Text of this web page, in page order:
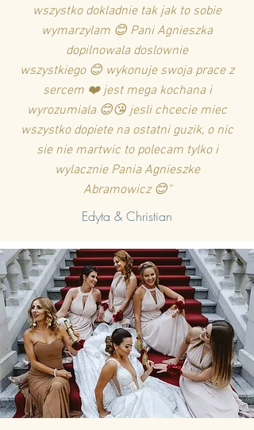
wszystko dokladnie tak jak to sobie
wymarzylam 😊 Pani Agnieszka
dopilnowala doslownie
wszystkiego 😊 wykonuje swoja prace z
sercem ❤️ jest mega kochana i
wyrozumiala 😊😘 jesli chcecie miec
wszystko dopiete na ostatni guzik, o nic
sie nie martwic to polecam tylko i
wylacznie Pania Agnieszke
Abramowicz 😊"
Edyta & Christian